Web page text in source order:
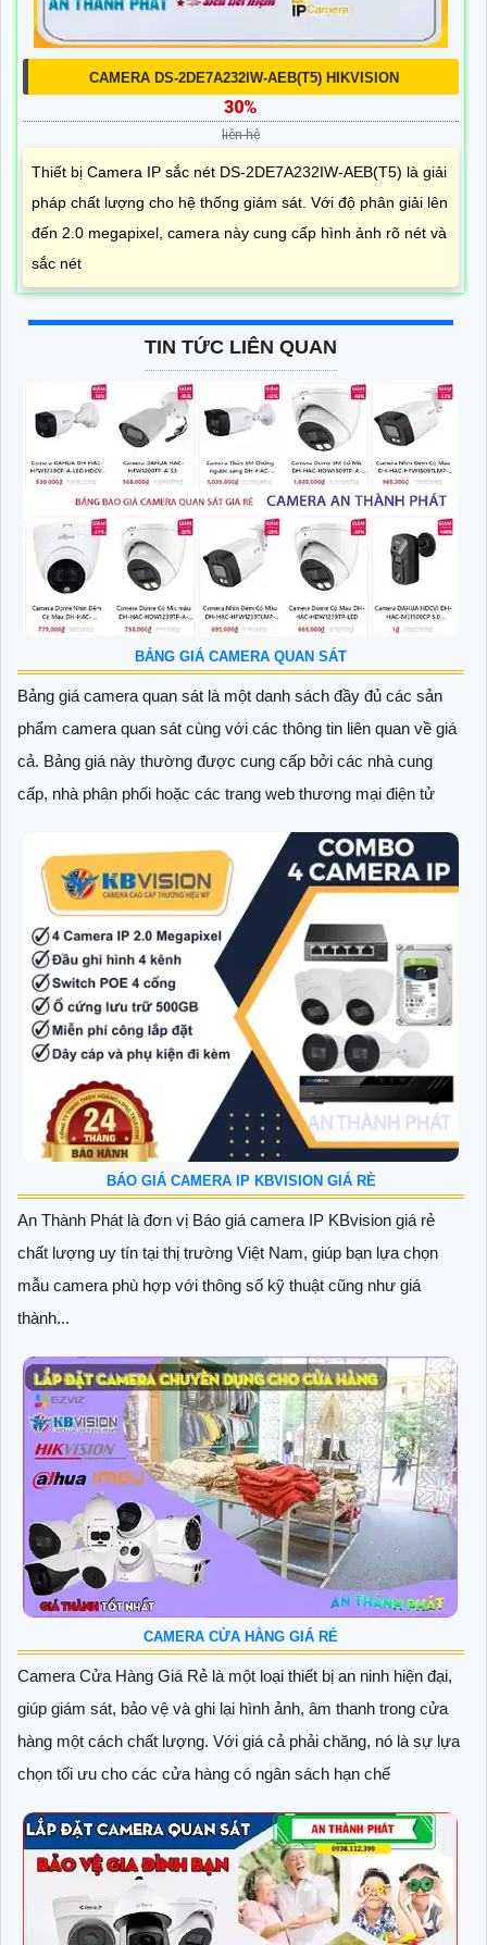
CAMERA DS-2DE7A232IW-AEB(T5) HIKVISION
30%
liên hệ
Thiết bị Camera IP sắc nét DS-2DE7A232IW-AEB(T5) là giải
pháp chất lượng cho hệ thống giám sát. Với độ phân giải lên
đến 2.0 megapixel, camera này cung cấp hình ảnh rõ nét và
sắc nét
TIN TỨC LIÊN QUAN
BẢNG GIÁ CAMERA QUAN SÁT
Bảng giá camera quan sát là một danh sách đầy đủ các sản
phẩm camera quan sát cùng với các thông tin liên quan về giá
cả. Bảng giá này thường được cung cấp bởi các nhà cung
cấp, nhà phân phối hoặc các trang web thương mại điện tử
BÁO GIÁ CAMERA IP KBVISION GIÁ RÈ
An Thành Phát là đơn vị Báo giá camera IP KBvision giá rẻ
chất lượng uy tín tại thị trường Việt Nam, giúp bạn lựa chọn
mẫu camera phù hợp với thông số kỹ thuật cũng như giá
thành...
CAMERA CỬA HÀNG GIÁ RẺ
Camera Cửa Hàng Giá Rẻ là một loại thiết bị an ninh hiện đại,
giúp giám sát, bảo vệ và ghi lại hình ảnh, âm thanh trong cửa
hàng một cách chất lượng. Với giá cả phải chăng, nó là sự lựa
chọn tối ưu cho các cửa hàng có ngân sách hạn chế